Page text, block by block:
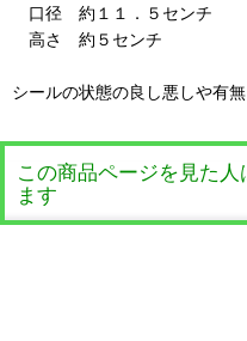
口径 約１１．５センチ
高さ 約５センチ
シールの状態の良し悪しや有
この商品ページを見た
ます